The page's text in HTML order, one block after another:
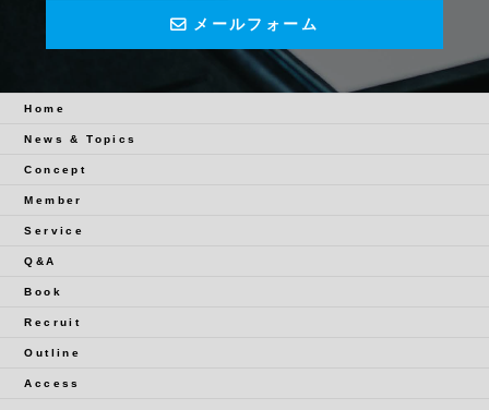
メールフォーム
Home
News & Topics
Concept
Member
Service
Q&A
Book
Recruit
Outline
Access